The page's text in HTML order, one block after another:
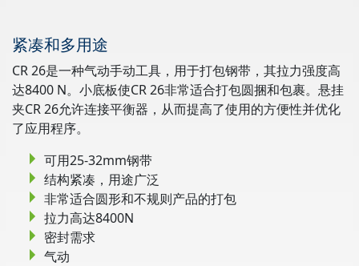
紧凑和多用途
CR 26是一种气动手动工具，用于打包钢带，其拉力强度高
达8400 N。小底板使CR 26非常适合打包圆捆和包裹。悬挂
夹CR 26允许连接平衡器，从而提高了使用的方便性并优化
了应用程序。
可用25-32mm钢带
结构紧凑，用途广泛
非常适合圆形和不规则产品的打包
拉力高达8400N
密封需求
气动